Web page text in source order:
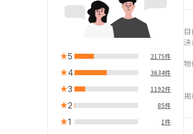
5 2175件
4 3634件
3 1192件
2 85件
1 1件
決
物
掲